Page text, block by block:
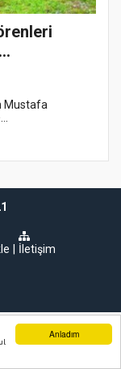
Anladım
Mustafa
İletişim